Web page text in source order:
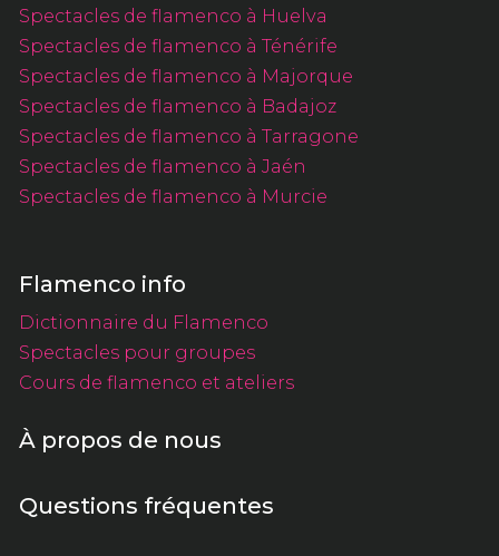
Spectacles de flamenco à Huelva
Spectacles de flamenco à Ténérife
Spectacles de flamenco à Majorque
Spectacles de flamenco à Badajoz
Spectacles de flamenco à Tarragone
Spectacles de flamenco à Jaén
Spectacles de flamenco à Murcie
Flamenco info
Dictionnaire du Flamenco
Spectacles pour groupes
Cours de flamenco et ateliers
À propos de nous
Questions fréquentes